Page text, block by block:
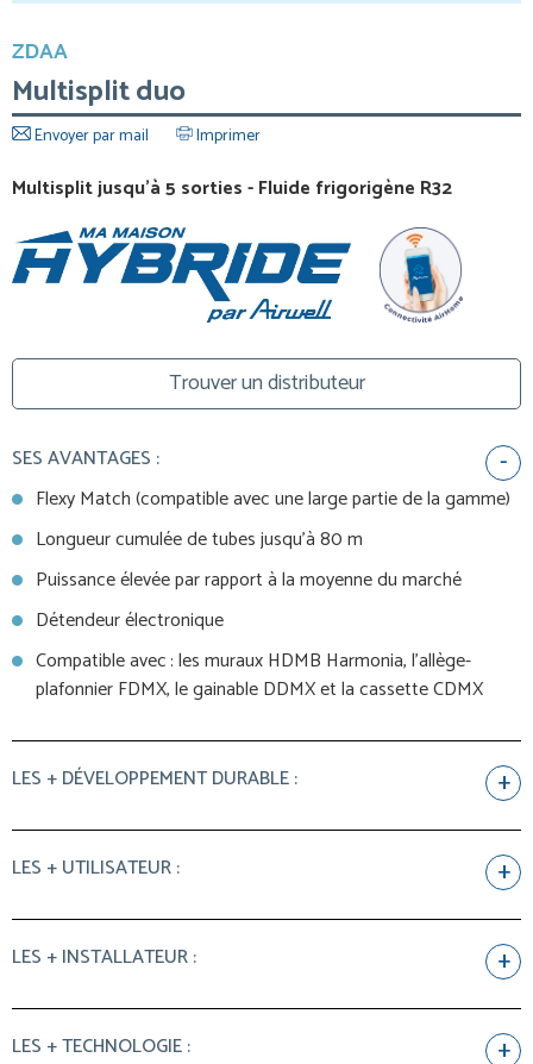
ZDAA
Multisplit duo
Envoyer par mail Imprimer
Multisplit jusqu'à 5 sorties - Fluide frigorigène R32
Trouver un distributeur
SES AVANTAGES :
Flexy Match (compatible avec une large partie de la gamme)
Longueur cumulée de tubes jusqu’à 80 m
Puissance élevée par rapport à la moyenne du marché
Détendeur électronique
Compatible avec : les muraux HDMB Harmonia, l’allège-
plafonnier FDMX, le gainable DDMX et la cassette CDMX
LES + DÉVELOPPEMENT DURABLE :
LES + UTILISATEUR :
LES + INSTALLATEUR :
LES + TECHNOLOGIE :